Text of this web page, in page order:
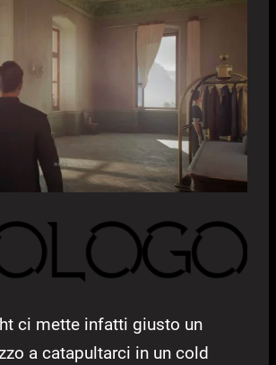
ci mette infatti giusto un
a catapultarci in un cold